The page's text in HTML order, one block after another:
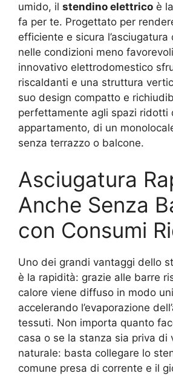
umido, il stendino elettrico è
fa per te. Progettato per
efficiente e sicura
nelle condizioni meno
innovativo elettrodomestico
riscaldanti e una struttura
suo design compatto e
perfettamente agli spazi ridotti
appartamento, di un
senza terrazzo o balcone.
Asciugatura
Anche Senza
con Consumi
Uno dei grandi vantaggi dello
è la rapidità: grazie alle barre
calore viene diffuso in modo
accelerando l’evaporazione
tessuti. Non importa quanto
casa o se la stanza sia priva di
naturale: basta collegare lo
comune presa di corrente e il